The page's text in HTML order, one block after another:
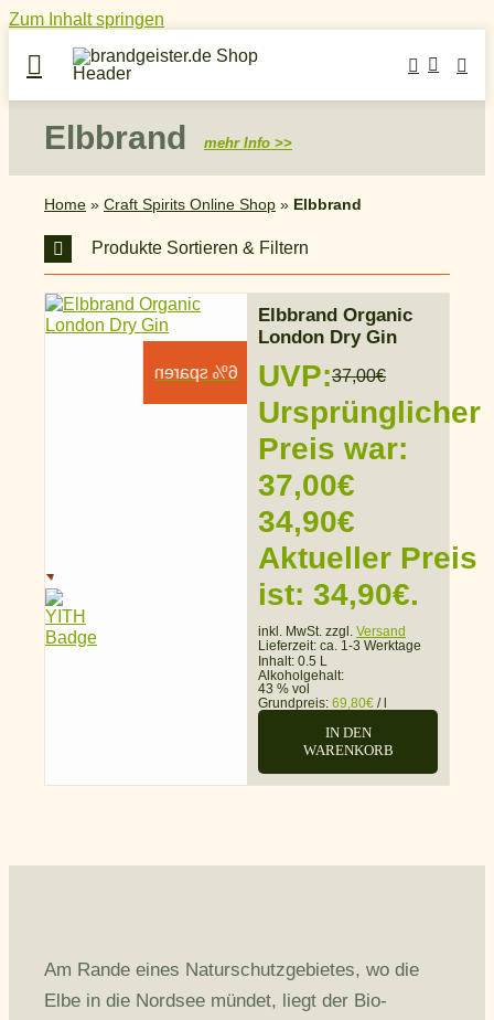
Zum Inhalt springen
Elbbrand mehr Info >>
Home» Craft Spirits Online Shop» Elbbrand
Produkte Sortieren & Filtern
6% sparen
Elbbrand Organic
London Dry Gin
UVP:37,00€
Ursprünglicher
Preis war:
37,00€
34,90€
Aktueller Preis
ist: 34,90€.
inkl. MwSt. zzgl. Versand
Lieferzeit: ca. 1-3 Werktage
Inhalt: 0.5 L
Alkoholgehalt:
43 % vol
Grundpreis: 69,80€ /
IN DEN
WARENKORB
Am Rande eines Naturschutzgebietes, wo die
Elbe in die Nordsee mündet, liegt der Bio-